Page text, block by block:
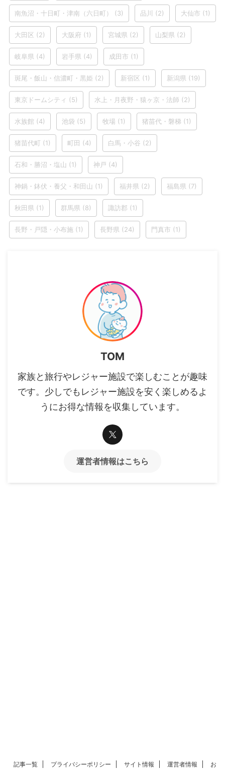
南魚沼・十日町・津南（六日町） (3) 品川 (2) 大仙市 (1)
大田区 (2) 大阪府 (1) 宮城県 (2) 山梨県 (2)
岐阜県 (4) 岩手県 (4) 成田市 (1)
斑尾・飯山・信濃町・黒姫 (2) 新宿区 (1) 新潟県 (19)
東京ドームシティ (5) 水上・月夜野・猿ヶ京・法師 (2)
水族館 (4) 池袋 (5) 牧場 (1) 猪苗代・磐梯 (1)
猪苗代町 (1) 町田 (4) 白馬・小谷 (2)
石和・勝沼・塩山 (1) 神戸 (4)
神鍋・鉢伏・養父・和田山 (1) 福井県 (2) 福島県 (7)
秋田県 (1) 群馬県 (8) 諏訪郡 (1)
長野・戸隠・小布施 (1) 長野県 (24) 門真市 (1)
TOM
家族と旅行やレジャー施設で楽しむことが趣味
です。少しでもレジャー施設を安く楽しめるよ
うにお得な情報を収集しています。
運営者情報はこちら
記事一覧 プライバシーポリシー サイト情報 運営者情報
お